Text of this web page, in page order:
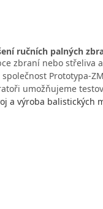
ručních palných
zbraní nebo
Prototypa-
umožňujeme
a výroba balistických